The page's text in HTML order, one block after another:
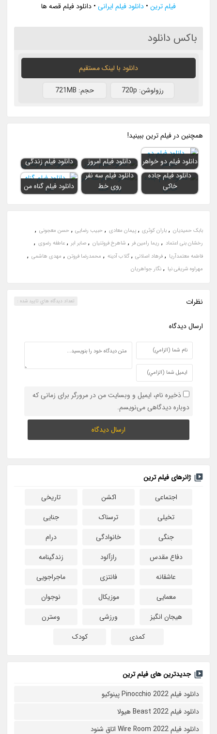
فیلم ترین • دانلود فیلم ایرانی • دانلود فیلم قصه ها
باکس دانلود
دانلود با لينک مستقيم
رزولوشن: 720p حجم: 721MB
همچنين در فيلم ترين ببينيد!
دانلود فیلم دو خواهر دانلود فیلم امروز
دانلود فیلم زندگی
دانلود فیلم جاده
خاکی
دانلود فیلم سه نفر
روی خط
دانلود فیلم گناه من
بابک حمیدیان , باران کوثری ,پیمان معادی , حبیب رضایی ,حسن معجونی ,
رخشان بنی اعتماد , ریما رامین فر , شاهرخ فروتنیان , صابر ابر ,عاطفه رضوی ,
فاطمه معتمدآریا , فرهاد اصلانی ,گلاب آدینه , محمدرضا فروتن , مهدی هاشمی ,
مهراوه شریفی نیا , نگار جواهریان
نظرات تعداد ديدگاه هاي تاييد شده :
ارسال ديدگاه
ذخیره نام، ایمیل و وبسایت من در مرورگر برای زمانی که
دوباره دیدگاهی می‌نویسم.
ژانرهای فیلم ترین
اجتماعی
اکشن
تاریخی
تخیلی
ترسناک
جنایی
جنگی
خانوادگی
درام
دفاع مقدس
رازآلود
زندگینامه
عاشقانه
فانتزی
ماجراجویی
معمایی
موزیکال
نوجوان
هیجان انگیز
ورزشی
وسترن
کمدی
کودک
جدیدترین های فیلم ترین
دانلود فیلم Pinocchio 2022 پینوکیو
دانلود فیلم Beast 2022 هیولا
دانلود فیلم Wire Room 2022 اتاق شنود